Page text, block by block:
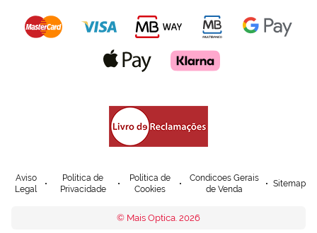
Aviso
Legal
Política de
Privacidade
Política de
Cookies
Condicoes Gerais
de Venda
Sitemap
© Mais Optica. 2026